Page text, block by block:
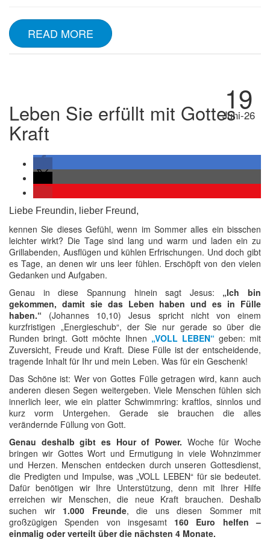
READ MORE
19
Juni-26
Leben Sie erfüllt mit Gottes
Kraft
Liebe Freundin, lieber Freund,
kennen Sie dieses Gefühl, wenn im Sommer alles ein bisschen
leichter wirkt? Die Tage sind lang und warm und laden ein zu
Grillabenden, Ausflügen und kühlen Erfrischungen. Und doch gibt
es Tage, an denen wir uns leer fühlen. Erschöpft von den vielen
Gedanken und Aufgaben.
Genau in diese Spannung hinein sagt Jesus: „Ich bin
gekommen, damit sie das Leben haben und es in Fülle
haben.“ (Johannes 10,10) Jesus spricht nicht von einem
kurzfristigen „Energieschub“, der Sie nur gerade so über die
Runden bringt. Gott möchte Ihnen „VOLL LEBEN“ geben: mit
Zuversicht, Freude und Kraft. Diese Fülle ist der entscheidende,
tragende Inhalt für Ihr und mein Leben. Was für ein Geschenk!
Das Schöne ist: Wer von Gottes Fülle getragen wird, kann auch
anderen diesen Segen weitergeben. Viele Menschen fühlen sich
innerlich leer, wie ein platter Schwimmring: kraftlos, sinnlos und
kurz vorm Untergehen. Gerade sie brauchen die alles
verändernde Füllung von Gott.
Genau deshalb gibt es Hour of Power. Woche für Woche
bringen wir Gottes Wort und Ermutigung in viele Wohnzimmer
und Herzen. Menschen entdecken durch unseren Gottesdienst,
die Predigten und Impulse, was „VOLL LEBEN“ für sie bedeutet.
Dafür benötigen wir Ihre Unterstützung, denn mit Ihrer Hilfe
erreichen wir Menschen, die neue Kraft brauchen. Deshalb
suchen wir 1.000 Freunde, die uns diesen Sommer mit
großzügigen Spenden von insgesamt 160 Euro helfen –
einmalig oder verteilt über die nächsten 4 Monate.